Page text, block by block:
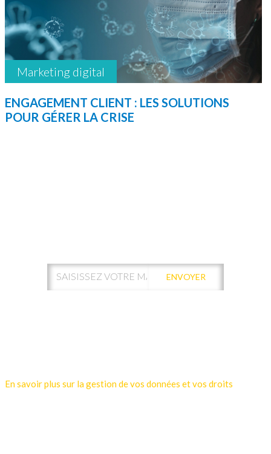
Marketing digital
ENGAGEMENT CLIENT : LES SOLUTIONS
POUR GÉRER LA CRISE
ENVOYER
En savoir plus sur la gestion de vos données et vos droits